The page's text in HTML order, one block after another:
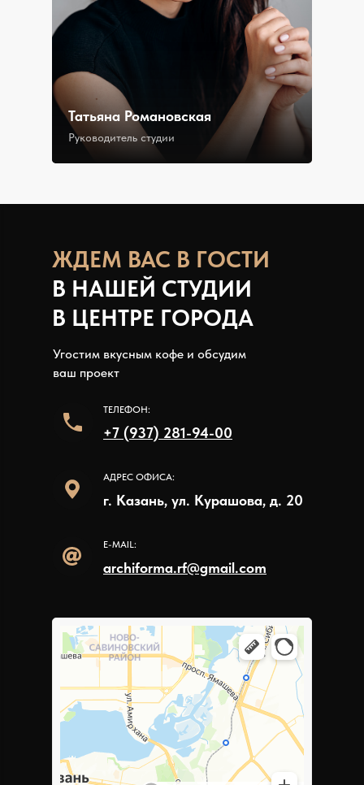
Руководитель студии
Татьяна Романовская
АДРЕС ОФИСА:
г. Казань, ул. Курашова, д. 20
ТЕЛЕФОН:
+7 (937) 281-94-00
E-MAIL:
archiforma.rf@gmail.com
Угостим вкусным кофе и обсудим
ваш проект
ЖДЕМ В АС В ГОСТИ
В НАШЕЙ СТУДИИ
В ЦЕНТРЕ ГОРОДА